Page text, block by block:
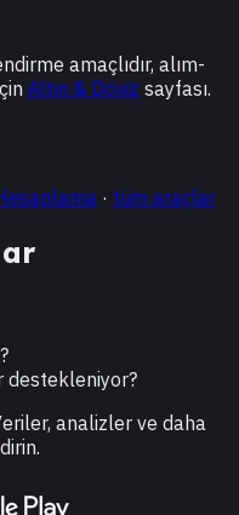
amaçlıdır, alım-
Altın & Döviz sayfası.
· tüm araçlar
destekleniyor?
analizler ve daha